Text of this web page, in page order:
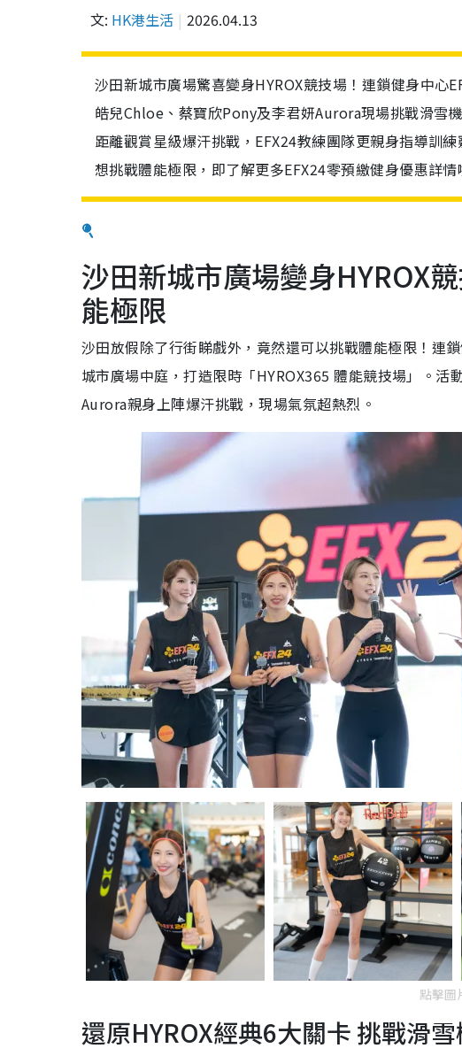
文: HK港生活 2026.04.13
沙田新城市廣場驚喜變身HYROX競技場！連鎖健身中心
皓兒Chloe、蔡寶欣Pony及李君妍Aurora現場挑戰滑雪
距離觀賞星級爆汗挑戰，EFX24教練團隊更親身指導訓
想挑戰體能極限，即了解更多EFX24零預繳健身優惠詳情
沙田新城市廣場變身HYROX
能極限
沙田放假除了行街睇戲外，竟然還可以挑戰體能極限！連
城市廣場中庭，打造限時「HYROX365 體能競技場」。
Aurora親身上陣爆汗挑戰，現場氣氛超熱烈。
點擊圖
還原HYROX經典6大關卡 挑戰滑